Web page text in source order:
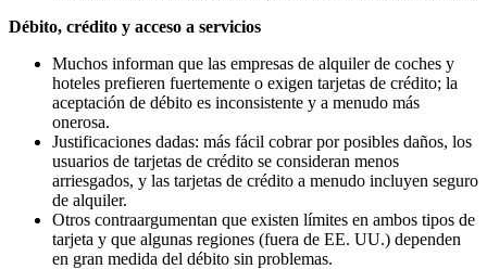
Débito, crédito y acceso a servicios
Muchos informan que las empresas de alquiler de coches y
hoteles prefieren fuertemente o exigen tarjetas de crédito; la
aceptación de débito es inconsistente y a menudo más
onerosa.
Justificaciones dadas: más fácil cobrar por posibles daños, los
usuarios de tarjetas de crédito se consideran menos
arriesgados, y las tarjetas de crédito a menudo incluyen seguro
de alquiler.
Otros contraargumentan que existen límites en ambos tipos de
tarjeta y que algunas regiones (fuera de EE. UU.) dependen
en gran medida del débito sin problemas.